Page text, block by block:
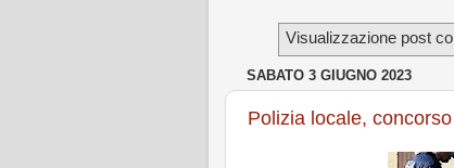
Visualizzazione post
SABATO 3 GIUGNO 2023
Polizia locale,